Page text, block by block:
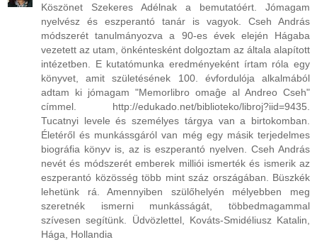
Köszönet Szekeres Adélnak a bemutatóért. Jómagam
nyelvész és eszperantó tanár is vagyok. Cseh András
módszerét tanulmányozva a 90-es évek elején Hágaba
vezetett az utam, önkéntesként dolgoztam az általa alapított
intézetben. E kutatómunka eredményeként írtam róla egy
könyvet, amit születésének 100. évfordulója alkalmából
adtam ki jómagam "Memorlibro omaĝe al Andreo Cseh"
címmel. http://edukado.net/biblioteko/libroj?iid=9435.
Tucatnyi levele és személyes tárgya van a birtokomban.
Életéről és munkássgáról van még egy másik terjedelmes
biográfia könyv is, az is eszperantó nyelven. Cseh András
nevét és módszerét emberek milliói ismerték és ismerik az
eszperantó közösség több mint száz országában. Büszkék
lehetünk rá. Amennyiben szülőhelyén mélyebben meg
szeretnék ismerni munkásságát, többedmagammal
szívesen segítünk. Üdvözlettel, Kováts-Smidéliusz Katalin,
Hága, Hollandia